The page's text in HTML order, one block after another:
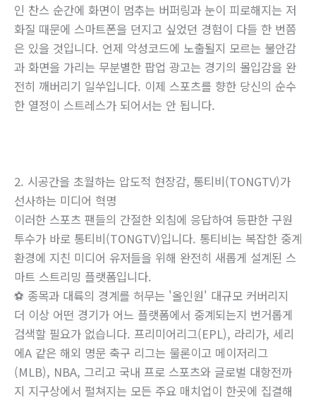
인 찬스 순간에 화면이 멈추는 버퍼링과 눈이 피로해지는 저
화질 때문에 스마트폰을 던지고 싶었던 경험이 다들 한 번쯤
은 있을 것입니다. 언제 악성코드에 노출될지 모르는 불안감
과 화면을 가리는 무분별한 팝업 광고는 경기의 몰입감을 완
전히 깨버리기 일쑤입니다. 이제 스포츠를 향한 당신의 순수
한 열정이 스트레스가 되어서는 안 됩니다.
2. 시공간을 초월하는 압도적 현장감, 통티비(TONGTV)가
선사하는 미디어 혁명
이러한 스포츠 팬들의 간절한 외침에 응답하여 등판한 구원
투수가 바로 통티비(TONGTV)입니다. 통티비는 복잡한 중계
환경에 지친 미디어 유저들을 위해 완전히 새롭게 설계된 스
마트 스트리밍 플랫폼입니다.
⚽ 종목과 대륙의 경계를 허무는 '올인원' 대규모 커버리지
더 이상 어떤 경기가 어느 플랫폼에서 중계되는지 번거롭게
검색할 필요가 없습니다. 프리미어리그(EPL), 라리가, 세리
에A 같은 해외 명문 축구 리그는 물론이고 메이저리그
(MLB), NBA, 그리고 국내 프로 스포츠와 글로벌 대항전까
지 지구상에서 펼쳐지는 모든 주요 매치업이 한곳에 집결해